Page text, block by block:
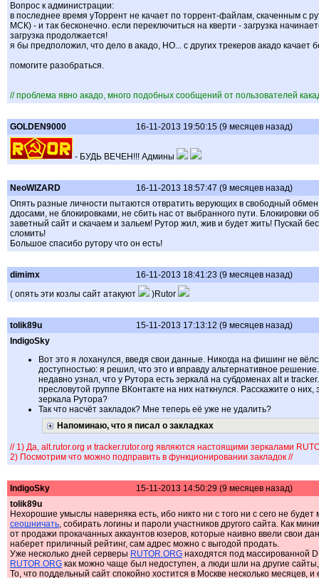
Вопрос к администрации:
в последнее время уТоррент не качает по торрент-файлам, скаченным с
МСК) - и так бесконечно. если переключиться на кверти - загрузка
загрузка продолжается!
я бы предположил, что дело в акадо, НО... с других трекеров акадо качает
помогите разобраться.
// проблема явно акадо, много подобных сообщений от пользователей
GOLDEN9000 16-11-2013 19:50:15 (9 месяцев назад)
- БУДЬ ВЕЧЕН!!! Админы
NeoWIZARD
16-11-2013 18:57:47 (9 месяцев назад)
Опять разные личности пытаются отвратить верующих в свободный
ддосами, не блокировками, не сбить нас от выбранного пути. Блокировки
заветный сайт и скачаем и зальем! Рутор жил, жив и будет жить! Пускай
сломить!
Большое спасибо рутору что он есть!
dimimx
16-11-2013 18:41:23 (9 месяцев назад)
( опять эти козлы сайт атакуют
)Rutor
tolik89u
15-11-2013 17:13:12 (9 месяцев назад)
IndigoSky
Вот это я лоханулся, введя свои данные. Никогда на фишинг не
доступностью: я решил, что это и вправду альтернативное
недавно узнал, что у Рутора есть зеркала́ на субдоменах alt и
пресловутой группе ВКонтакте на них наткнулся. Расскажите о
зеркала Рутора?
Так что насчёт закладок? Мне теперь её уже не удалить?
Напоминаю, что я писал о закладках
// 1) Да, alt.rutor.org и tracker.rutor.org являются настоящими зеркалами
2) Посмотрим что можно подправить в функционировании закладок //
IndigoSky
15-11-2013 14:50:29 (9 месяцев назад)
tolik89u
Нехорошие умыслы наверняка есть, ибо никто ни с того ни с сего не будет
сеошничать, собирать логины и пароли участников другого сайта. Как
от продажи прокачанных аккаунтов юзеров, которые наивно ввели свои
наберет приличный рейтинг, сам адрес можно с выгодой продать.
Уже несколько дней серверы RUTOR.ORG находятся под массированной
RUTOR.ORG как можно чаще был недоступен, а люди шли на другие
То, что поддельный сайт спокойно хостится в Москве несколько месяцев,